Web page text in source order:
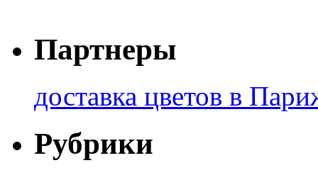
Партнеры
доставка цветов в
Рубрики